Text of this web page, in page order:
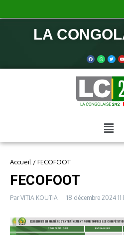
LA
Accueil /FECOFOOT
FECOFOOT
ParVITIA KOUTIA 18 décembre 2024